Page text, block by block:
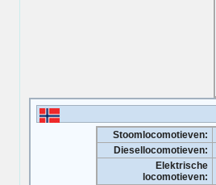
Stoomlocomotieven:
Diesellocomotieven:
Elektrische
locomotieven: